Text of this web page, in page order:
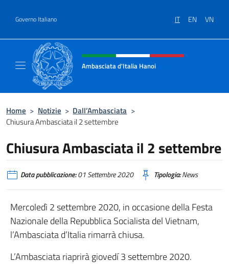
Governo Italiano IT EN VN
Intestazione sito, social e menù
Ambasciata d'Italia Hanoi
Home > Notizie > Dall’Ambasciata >
Chiusura Ambasciata il 2 settembre
Chiusura Ambasciata il 2 settembre
Data pubblicazione:01 Settembre 2020 Tipologia:News
Mercoledì 2 settembre 2020, in occasione della Festa
Nazionale della Repubblica Socialista del Vietnam,
l’Ambasciata d’Italia rimarrà chiusa.
L’Ambasciata riaprirà giovedí 3 settembre 2020.